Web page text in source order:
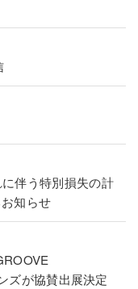
伴う特別損失の計
知らせ
ズが協賛出展決定